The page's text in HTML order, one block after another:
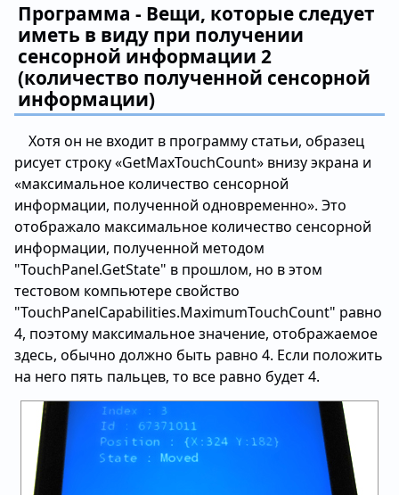
Программа - Вещи, которые следует
иметь в виду при получении
сенсорной информации 2
(количество полученной сенсорной
информации)
Хотя он не входит в программу статьи, образец
рисует строку «GetMaxTouchCount» внизу экрана и
«максимальное количество сенсорной
информации, полученной одновременно». Это
отображало максимальное количество сенсорной
информации, полученной методом
"TouchPanel.GetState" в прошлом, но в этом
тестовом компьютере свойство
"TouchPanelCapabilities.MaximumTouchCount" равно
4, поэтому максимальное значение, отображаемое
здесь, обычно должно быть равно 4. Если положить
на него пять пальцев, то все равно будет 4.